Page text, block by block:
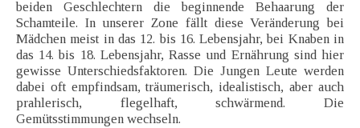
beiden Geschlechtern die beginnende Behaarung der
Schamteile. In unserer Zone fällt diese Veränderung bei
Mädchen meist in das 12. bis 16. Lebensjahr, bei Knaben in
das 14. bis 18. Lebensjahr, Rasse und Ernährung sind hier
gewisse Unterschiedsfaktoren. Die Jungen Leute werden
dabei oft empfindsam, träumerisch, idealistisch, aber auch
prahlerisch, flegelhaft, schwärmend. Die
Gemütsstimmungen wechseln.